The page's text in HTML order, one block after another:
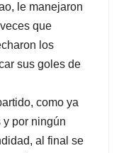
le manejaron
que
los
sus goles de
como ya
por ningún
al final se